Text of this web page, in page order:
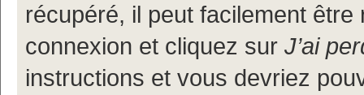
récupéré, il peut facilement
connexion et cliquez sur J’ai
instructions et vous devriez